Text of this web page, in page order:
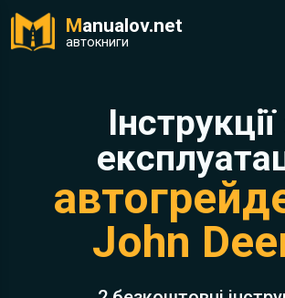
Manualov.net
автокниги
Інструкції
John